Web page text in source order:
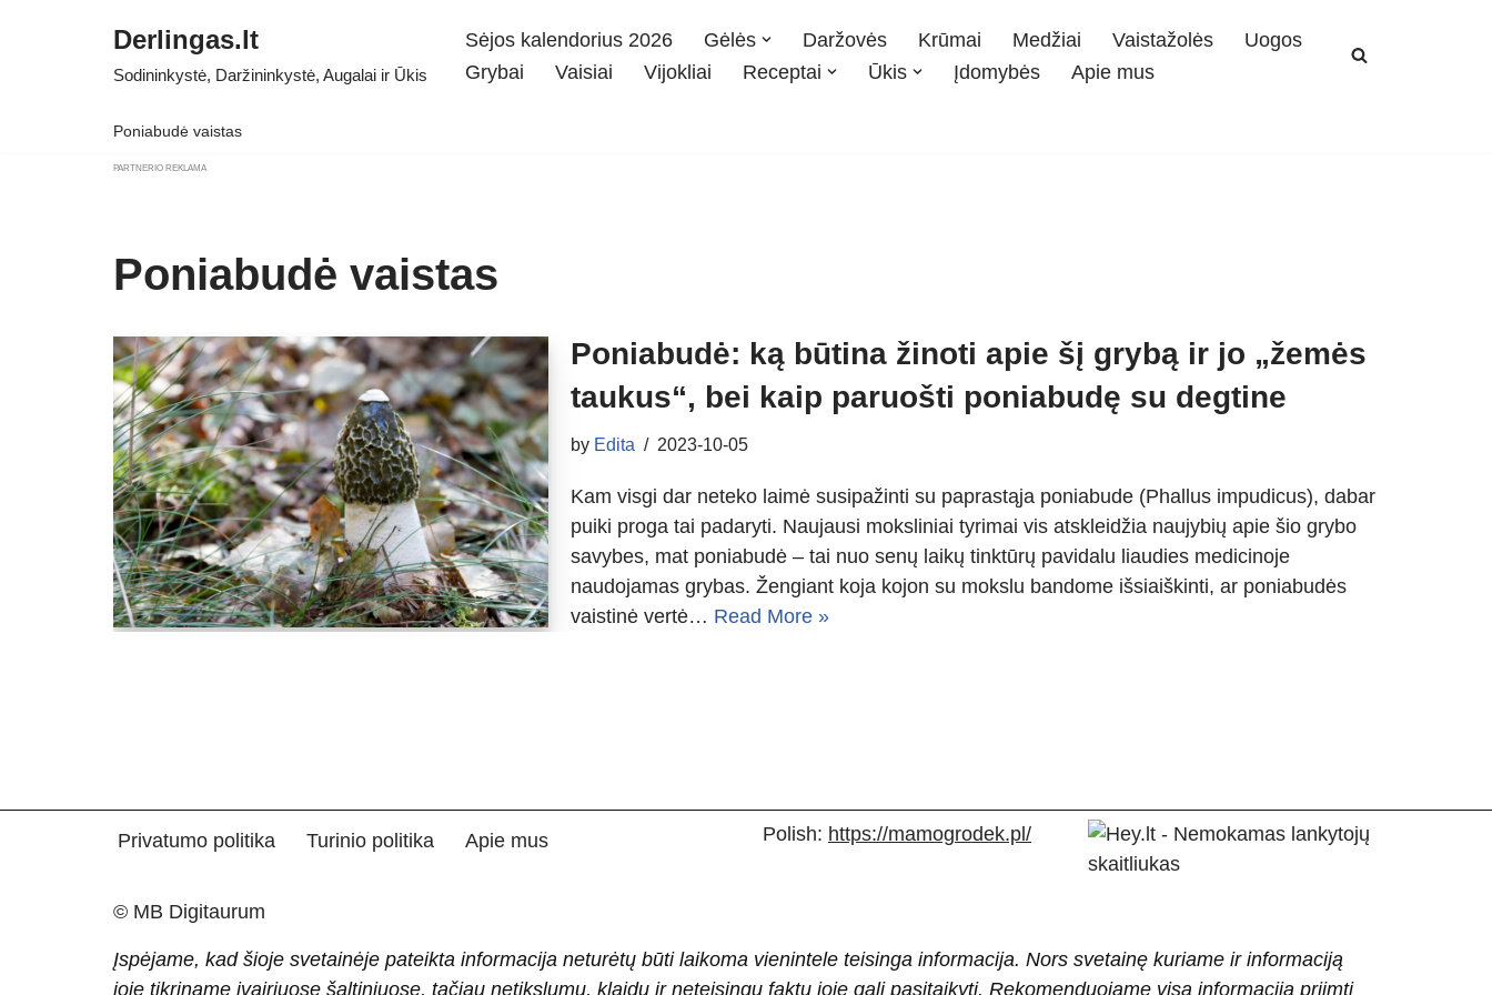
Derlingas.lt
Sodininkystė, Daržininkystė, Augalai ir Ūkis
Sėjos kalendorius 2026 Gėlės Daržovės Krūmai Medžiai Vaistažolės
Uogos
Grybai
Vaisiai Vijokliai Receptai Ūkis Įdomybės Apie mus
Poniabudė vaistas
PARTNERIO REKLAMA
Poniabudė vaistas
Poniabudė: ką būtina žinoti apie šį grybą ir jo „žemės
taukus“, bei kaip paruošti poniabudę su degtine
by Edita 2023-10-05
Kam visgi dar neteko laimė susipažinti su paprastąja poniabude (Phallus impudicus), dabar
puiki proga tai padaryti. Naujausi moksliniai tyrimai vis atskleidžia naujybių apie šio grybo
savybes, mat poniabudė – tai nuo senų laikų tinktūrų pavidalu liaudies medicinoje
naudojamas grybas. Žengiant koja kojon su mokslu bandome išsiaiškinti, ar poniabudės
vaistinė vertė… Read More »
Privatumo politika Turinio politika Apie mus Polish: https://mamogrodek.pl/
© MB Digitaurum
Įspėjame, kad šioje svetainėje pateikta informacija neturėtų būti laikoma vienintele teisinga informacija. Nors svetainę kuriame ir informaciją
joje tikriname įvairiuose šaltiniuose, tačiau netikslumų, klaidų ir neteisingų faktų joje gali pasitaikyti. Rekomenduojame visą informaciją priimti